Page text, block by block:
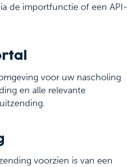
de importfunctie of een API-
voor uw nascholing
en alle relevante
voorzien is van een